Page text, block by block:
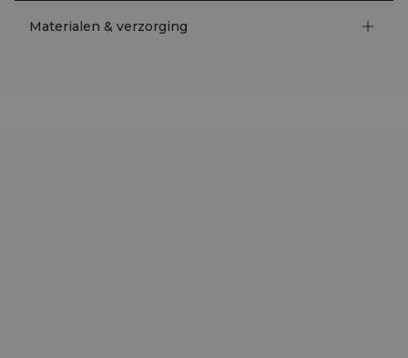
Materialen & verzorging